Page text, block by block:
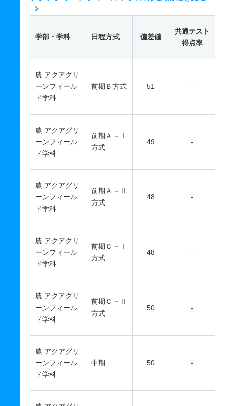
学部・学科 日程方式 偏差値
共通テスト
得点率
農 アクアグリ
ーンフィール
ド学科
前期Ｂ方式 51 -
農 アクアグリ
ーンフィール
ド学科
前期Ａ－Ⅰ
方式
49 -
農 アクアグリ
ーンフィール
ド学科
前期Ａ－Ⅱ
方式
48 -
農 アクアグリ
ーンフィール
ド学科
前期Ｃ－Ⅰ
方式
48 -
農 アクアグリ
ーンフィール
ド学科
前期Ｃ－Ⅱ
方式
50 -
農 アクアグリ
ーンフィール
ド学科
中期 50 -